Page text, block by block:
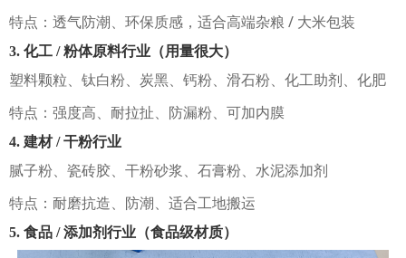
特点：透气防潮、环保质感，适合高端杂粮 / 大米包装
3. 化工 / 粉体原料行业（用量很大）
塑料颗粒、钛白粉、炭黑、钙粉、滑石粉、化工助剂、化肥
特点：强度高、耐拉扯、防漏粉、可加内膜
4. 建材 / 干粉行业
腻子粉、瓷砖胶、干粉砂浆、石膏粉、水泥添加剂
特点：耐磨抗造、防潮、适合工地搬运
5. 食品 / 添加剂行业（食品级材质）